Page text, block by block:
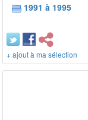
1991 à 1995
+ ajout à ma sélection